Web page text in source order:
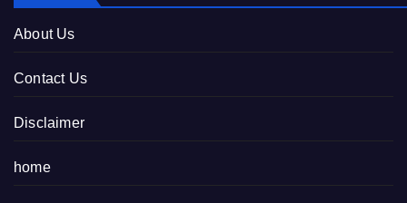
About Us
Contact Us
Disclaimer
home